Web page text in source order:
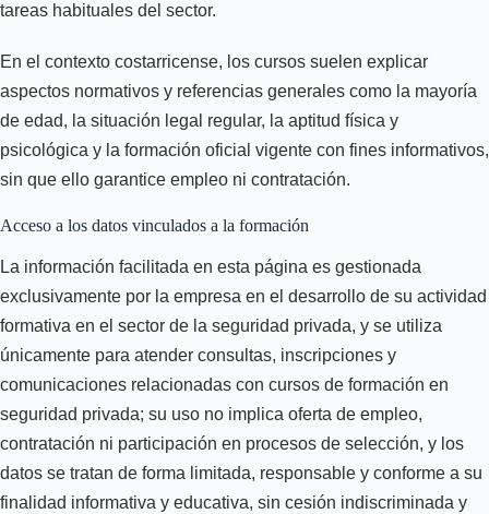
tareas habituales del sector.
En el contexto costarricense, los cursos suelen explicar
aspectos normativos y referencias generales como la mayoría
de edad, la situación legal regular, la aptitud física y
psicológica y la formación oficial vigente con fines informativos,
sin que ello garantice empleo ni contratación.
Acceso a los datos vinculados a la formación
La información facilitada en esta página es gestionada
exclusivamente por la empresa en el desarrollo de su actividad
formativa en el sector de la seguridad privada, y se utiliza
únicamente para atender consultas, inscripciones y
comunicaciones relacionadas con cursos de formación en
seguridad privada; su uso no implica oferta de empleo,
contratación ni participación en procesos de selección, y los
datos se tratan de forma limitada, responsable y conforme a su
finalidad informativa y educativa, sin cesión indiscriminada y